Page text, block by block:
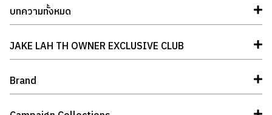
บทความทั้งหมด
JAKE LAH TH OWNER EXCLUSIVE CLUB
Brand